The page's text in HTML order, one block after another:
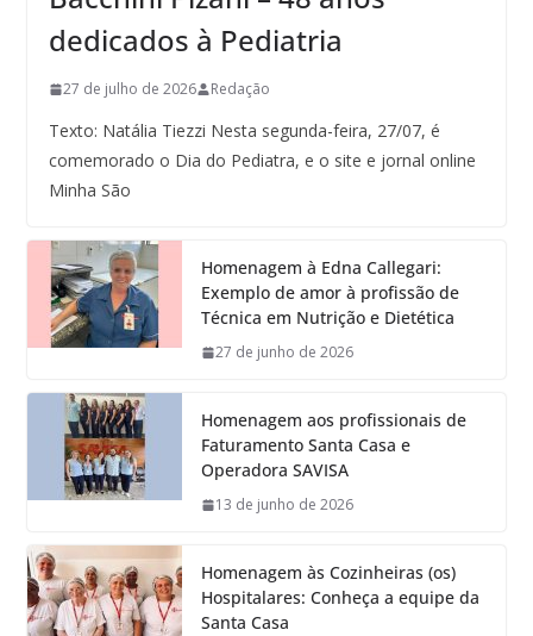
dedicados à Pediatria
27 de julho de 2026 Redação
Texto: Natália Tiezzi Nesta segunda-feira, 27/07, é
comemorado o Dia do Pediatra, e o site e jornal online
Minha São
Homenagem à Edna Callegari:
Exemplo de amor à profissão de
Técnica em Nutrição e Dietética
27 de junho de 2026
Homenagem aos profissionais de
Faturamento Santa Casa e
Operadora SAVISA
13 de junho de 2026
Homenagem às Cozinheiras (os)
Hospitalares: Conheça a equipe da
Santa Casa